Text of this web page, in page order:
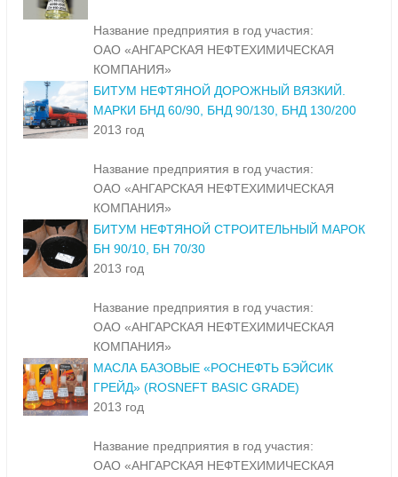
Название предприятия в год участия:
ОАО «АНГАРСКАЯ НЕФТЕХИМИЧЕСКАЯ
КОМПАНИЯ»
БИТУМ НЕФТЯНОЙ ДОРОЖНЫЙ ВЯЗКИЙ.
МАРКИ БНД 60/90, БНД 90/130, БНД 130/200
2013 год
Название предприятия в год участия:
ОАО «АНГАРСКАЯ НЕФТЕХИМИЧЕСКАЯ
КОМПАНИЯ»
БИТУМ НЕФТЯНОЙ СТРОИТЕЛЬНЫЙ МАРОК
БН 90/10, БН 70/30
2013 год
Название предприятия в год участия:
ОАО «АНГАРСКАЯ НЕФТЕХИМИЧЕСКАЯ
КОМПАНИЯ»
МАСЛА БАЗОВЫЕ «РОСНЕФТЬ БЭЙСИК
ГРЕЙД» (ROSNEFT BASIC GRADE)
2013 год
Название предприятия в год участия:
ОАО «АНГАРСКАЯ НЕФТЕХИМИЧЕСКАЯ